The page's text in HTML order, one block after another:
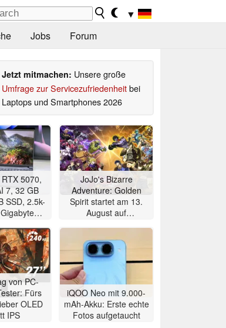
▼
Jobs Forum
Jetzt mitmachen: Unsere große
Umfrage zur Servicezufriedenheitbei
Laptops und Smartphones 2026
5070,
7, 32 GB
SSD, 2.5k-
JoJo's Bizarre
Adventure: Golden
Spirit startet am 13.
August auf
von PC-
Fürs
OLED
IPS
iQOO Neo mit 9.000-
mAh-Akku: Erste echte
Fotos aufgetaucht